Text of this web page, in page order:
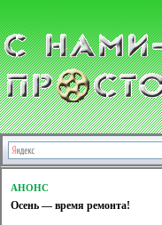
АНОНС
Осень — время ремонта!